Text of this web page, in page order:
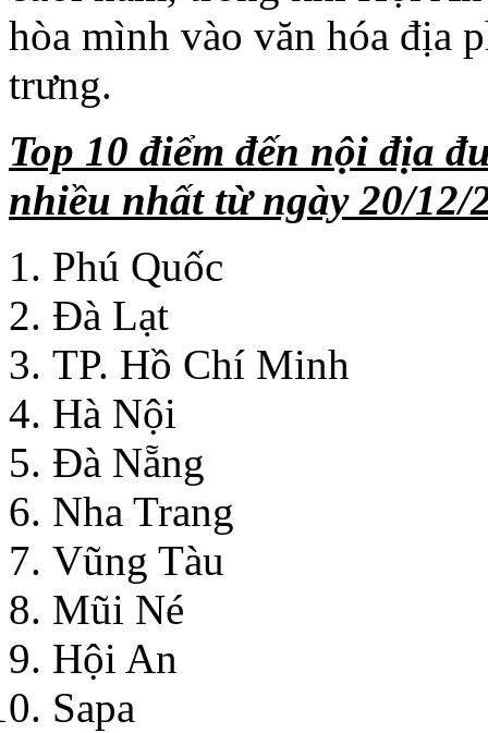
hòa mình vào văn hóa địa
trưng.
Top 10 điểm đến nội địa
nhiều nhất từ ngày 20/12/
Phú Quốc
Đà Lạt
TP. Hồ Chí Minh
Hà Nội
Đà Nẵng
Nha Trang
Vũng Tàu
Mũi Né
Hội An
Sapa